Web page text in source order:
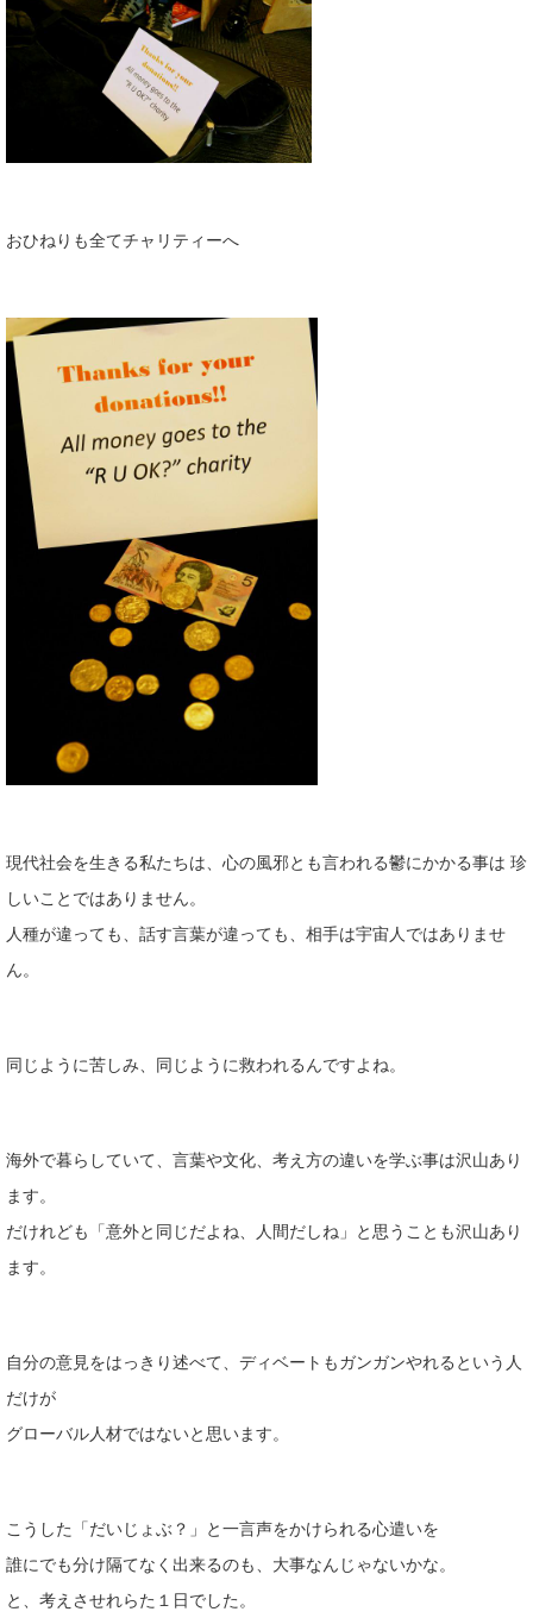
おひねりも全てチャリティーへ
現代社会を生きる私たちは、心の風邪とも言われる鬱にかかる事は 珍
しいことではありません。
人種が違っても、話す言葉が違っても、相手は宇宙人ではありませ
ん。
同じように苦しみ、同じように救われるんですよね。
海外で暮らしていて、言葉や文化、考え方の違いを学ぶ事は沢山あり
ます。
だけれども「意外と同じだよね、人間だしね」と思うことも沢山あり
ます。
自分の意見をはっきり述べて、ディベートもガンガンやれるという人
だけが
グローバル人材ではないと思います。
こうした「だいじょぶ？」と一言声をかけられる心遣いを
誰にでも分け隔てなく出来るのも、大事なんじゃないかな。
と、考えさせれらた１日でした。